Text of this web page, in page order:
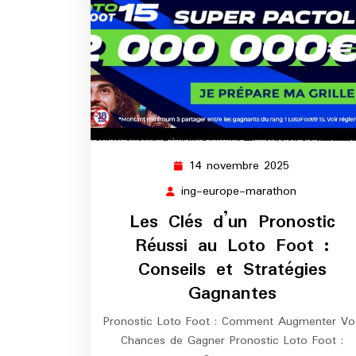
14 novembre 2025
novembre
ing-europe-marathon
europe-
marathon
Les Clés d’un Pronostic
Réussi au Loto Foot :
Conseils et Stratégies
Gagnantes
Pronostic Loto Foot : Comment Augmenter
Chances de Gagner Pronostic Loto Foot :